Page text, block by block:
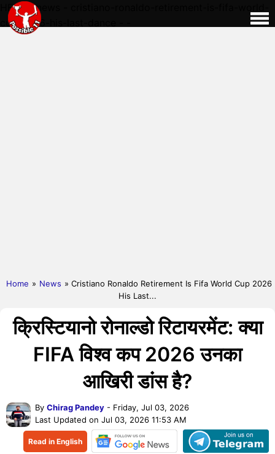
HERE - news - cristiano-ronaldo-retirement-is-fifa-world-
cup-2026-his-last-dance - -
Home » News » Cristiano Ronaldo Retirement Is Fifa World Cup 2026
His Last...
क्रिस्टियानो रोनाल्डो रिटायरमेंट: क्या
FIFA विश्व कप 2026 उनका
आखिरी डांस है?
By Chirag Pandey - Friday, Jul 03, 2026
Last Updated on Jul 03, 2026 11:53 AM
Read in English